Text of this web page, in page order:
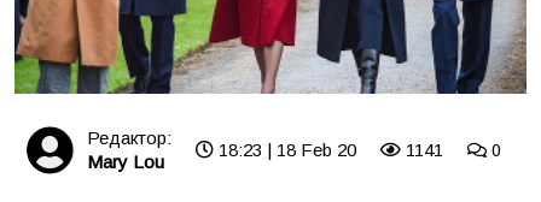
Редактор:
Mary Lou
18:23 | 18 Feb 20 1141 0